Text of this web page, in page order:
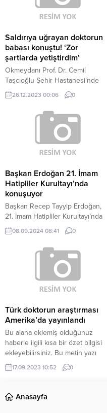
Saldırıya uğrayan doktorun
babası konuştu! ‘Zor
şartlarda yetiştirdim’
Okmeydanı Prof. Dr. Cemil
Taşcıoğlu Şehir Hastanesi’nde
görevli asistan doktorun darp
edilmesi, meslektaşları tarafından
protesto edildi.
26.12.2023 00:06 0
Başkan Erdoğan 21. İmam
Hatipliler Kurultayı’nda
konuşuyor
Başkan Recep Tayyip Erdoğan,
21. İmam Hatipliler Kurultayı’nda
açıklamalarda bulunuyor. AHaber
CANLI YAYIN Başkan Erdoğan’ın
açıklamalarından satır başları:
İmam Hatip camiasının çok değerli
mensupları, sevgili hocalarım
sizleri en kalbi duygularımla
selamlıyorum. İmam Hatip nesliyle
bahtiyarlığı içerisindeyim. Sizlerle
beraber olmanın heyecanını
yaşıyorum. Gönülleri buluşturan
Rabbime sonsuz hamd...
08.09.2024 08:41 0
Türk doktorun araştırması
Amerika’da yayınlandı
Bu alana eklemiş olduğunuz
haberle ilgili kısa bir özet bilgisi
ekleyebilirsiniz. Bu metin yazı
düzenleme sayfasında “Özet”
bölümünden eklenebilir. Özet
olarak bu şekilde gösterilir,
eklenmemişse bu alan boş kalır.
17.09.2023 10:52 0
Anasayfa